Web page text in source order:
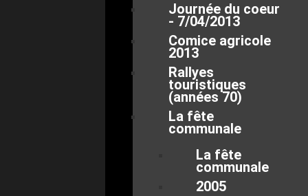
Journée du coeur
- 7/04/2013
Comice agricole
2013
Rallyes
touristiques
(années 70)
La fête
communale
La fête
communale
2005